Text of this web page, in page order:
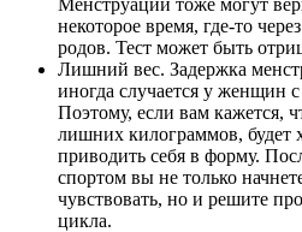
некоторое время, где-то
родов. Тест может быть
Лишний вес. Задержка
иногда случается у женщин
Поэтому, если вам кажется,
лишних килограммов, будет
приводить себя в форму.
спортом вы не только
чувствовать, но и решите
цикла.